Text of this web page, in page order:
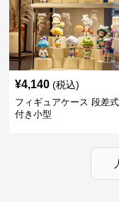
¥4,140 (税込)
フィギュアケース 段差
付き小型